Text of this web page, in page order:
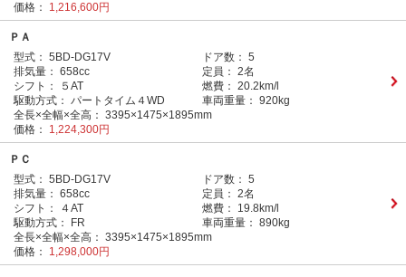
価格：
1,216,600円
ＰＡ
型式： 5BD-DG17V ドア数： 5
排気量： 658cc 定員： 2名
シフト：
５AT 燃費： 20.2km/l
駆動方式： パートタイム４WD 車両重量： 920kg
全長×全幅×全高： 3395×1475×1895mm
価格：
1,224,300円
ＰＣ
型式： 5BD-DG17V ドア数： 5
排気量： 658cc 定員： 2名
シフト：
４AT 燃費：
19.8km/l
駆動方式：
FR 車両重量： 890kg
全長×全幅×全高： 3395×1475×1895mm
価格：
1,298,000円